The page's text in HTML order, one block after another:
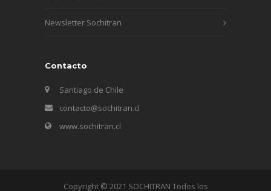
Newsletter Sochitran
Contacto
Santiago de Chile
contacto@sochitran.cl
www.sochitran.cl
Copyright © 2021 SOCHITRAN Todos los